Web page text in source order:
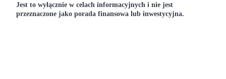
Precious Metals Trading Carnival
Jest to wyłącznie w celach informacyjnych i nie jest
przeznaczone jako porada finansowa lub inwestycyjna.